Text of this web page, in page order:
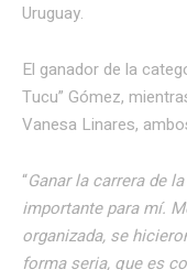
Uruguay.
El ganador de la
Tucu” Gómez,
Vanesa Linares,
“Ganar la carrera de
importante para mí.
organizada, se
forma seria, que es